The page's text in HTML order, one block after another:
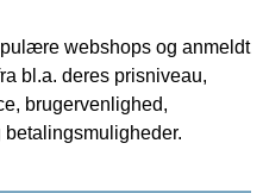
webshops og anmeldt
bl.a. deres prisniveau,
brugervenlighed,
betalingsmuligheder.